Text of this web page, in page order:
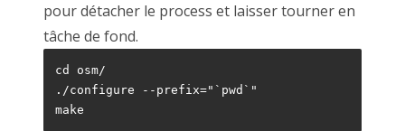
pour détacher le process et laisser tourner en
tâche de fond.
cd osm/
./configure --prefix="`pwd`"
make